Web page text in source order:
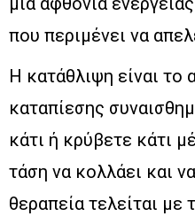
που περιμένει να
Η κατάθλιψη είναι το
καταπίεσης
κάτι ή κρύβετε κάτι
τάση να κολλάει και
θεραπεία τελείται